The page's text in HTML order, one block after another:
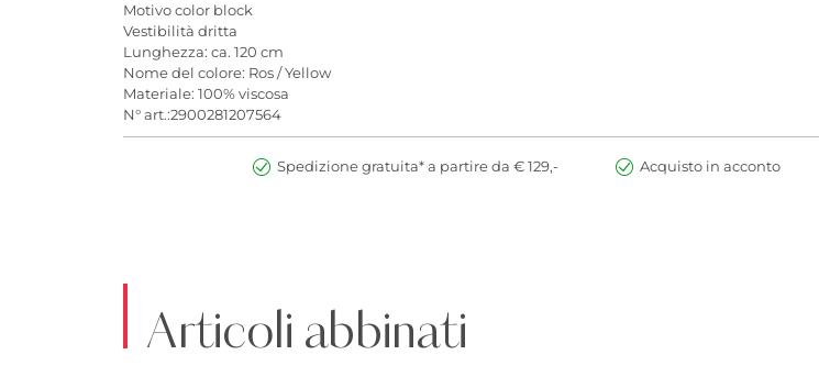
Motivo color block
Vestibilità dritta
Lunghezza: ca. 120 cm
Nome del colore: Ros / Yellow
Materiale: 100% viscosa
N° art.:2900281207564
Spedizione gratuita* a partire da € 129,- Acquisto in acconto
Articoli abbinati